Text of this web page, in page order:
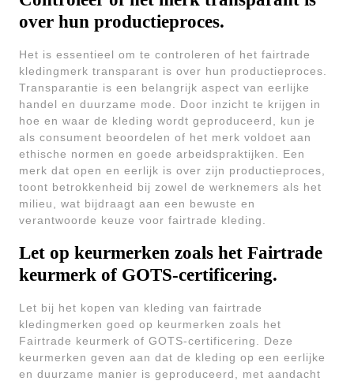
over hun productieproces.
Het is essentieel om te controleren of het fairtrade
kledingmerk transparant is over hun productieproces.
Transparantie is een belangrijk aspect van eerlijke
handel en duurzame mode. Door inzicht te krijgen in
hoe en waar de kleding wordt geproduceerd, kun je
als consument beoordelen of het merk voldoet aan
ethische normen en goede arbeidspraktijken. Een
merk dat open en eerlijk is over zijn productieproces,
toont betrokkenheid bij zowel de werknemers als het
milieu, wat bijdraagt aan een bewuste en
verantwoorde keuze voor fairtrade kleding.
Let op keurmerken zoals het Fairtrade
keurmerk of GOTS-certificering.
Let bij het kopen van kleding van fairtrade
kledingmerken goed op keurmerken zoals het
Fairtrade keurmerk of GOTS-certificering. Deze
keurmerken geven aan dat de kleding op een eerlijke
en duurzame manier is geproduceerd, met aandacht